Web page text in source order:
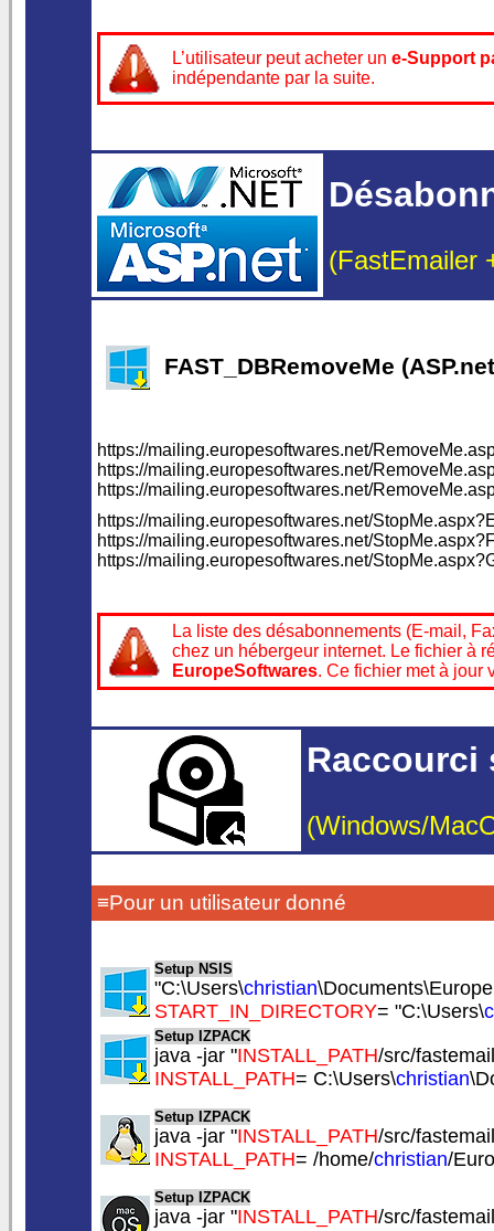
L’utilisateur peut acheter un e‑Support
indépendante par la suite.
(FastEmailer
FAST_DBRemoveMe
https://mailing.europesoftwares.net/
https://mailing.europesoftwares.net/
https://mailing.europesoftwares.net/
https://mailing.europesoftwares.net/
https://mailing.europesoftwares.net/
https://mailing.europesoftwares.net/
La liste des désabonnements (E-mail,
chez un hébergeur internet. Le fichier à
EuropeSoftwares. Ce fichier met à jour
Raccourci
(Windows/
≡Pour un utilisateur donné
Setup NSIS
"C:\Users\christian
START_IN_DIRECTORY= "C:\Users\
Setup IZPACK
java -jar "INSTALL_PATH/src/
INSTALL_PATH= C:\Users\christian
Setup IZPACK
java -jar "INSTALL_PATH/src/
INSTALL_PATH= /home/christian/
Setup IZPACK
java -jar "INSTALL_PATH/src/